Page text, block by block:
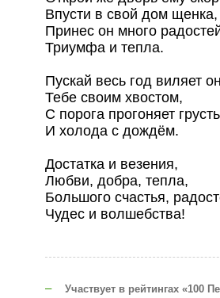
Впусти в свой дом щенка,
Принес он много
Триумфа и тепла.
Пускай весь год виляет
Тебе своим хвостом,
С порога прогоняет грусть
И холода с дождём.
Достатка и везения,
Любви, добра, тепла,
Большого счастья,
Чудес и волшебства!
–
Участвует в рейтингах «100